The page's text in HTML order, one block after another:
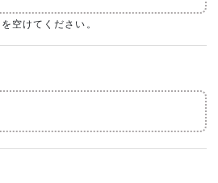
空けてください。